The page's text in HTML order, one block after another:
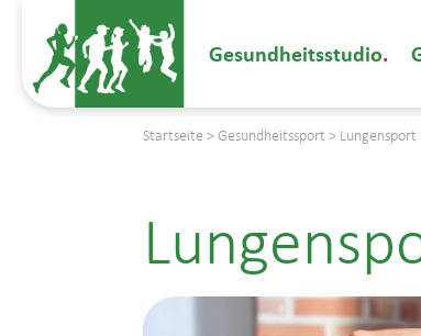
Gesundheitsstudio
Startseite > Gesundheitssport > Lungensport